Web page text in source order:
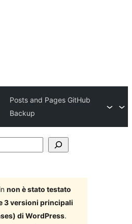
Posts and Pages GitHub
Backup
non è stato testato
3 versioni principali
di WordPress.